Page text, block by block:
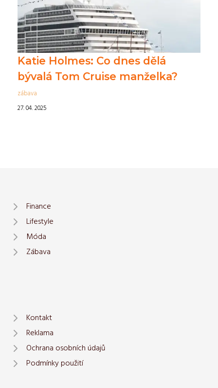
Katie Holmes: Co dnes dělá
bývalá Tom Cruise manželka?
zábava
27. 04. 2025
Finance
Lifestyle
Móda
Zábava
Kontakt
Reklama
Ochrana osobních údajů
Podmínky použití